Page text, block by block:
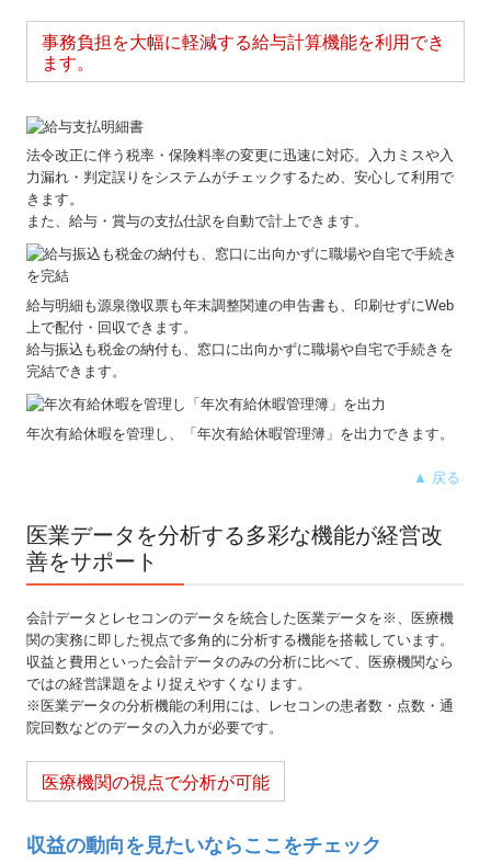
事務負担を大幅に軽減する給与計算機能を利用でき
ます。
法令改正に伴う税率・保険料率の変更に迅速に対応。入力ミスや入
力漏れ・判定誤りをシステムがチェックするため、安心して利用で
きます。
また、給与・賞与の支払仕訳を自動で計上できます。
給与明細も源泉徴収票も年末調整関連の申告書も、印刷せずにWeb
上で配付・回収できます。
給与振込も税金の納付も、窓口に出向かずに職場や自宅で手続きを
完結できます。
年次有給休暇を管理し、「年次有給休暇管理簿」を出力できます。
▲ 戻る
医業データを分析する多彩な機能が経営改
善をサポート
会計データとレセコンのデータを統合した医業データを※、医療機
関の実務に即した視点で多角的に分析する機能を搭載しています。
収益と費用といった会計データのみの分析に比べて、医療機関なら
ではの経営課題をより捉えやすくなります。
※医業データの分析機能の利用には、レセコンの患者数・点数・通
院回数などのデータの入力が必要です。
医療機関の視点で分析が可能
収益の動向を見たいならここをチェック